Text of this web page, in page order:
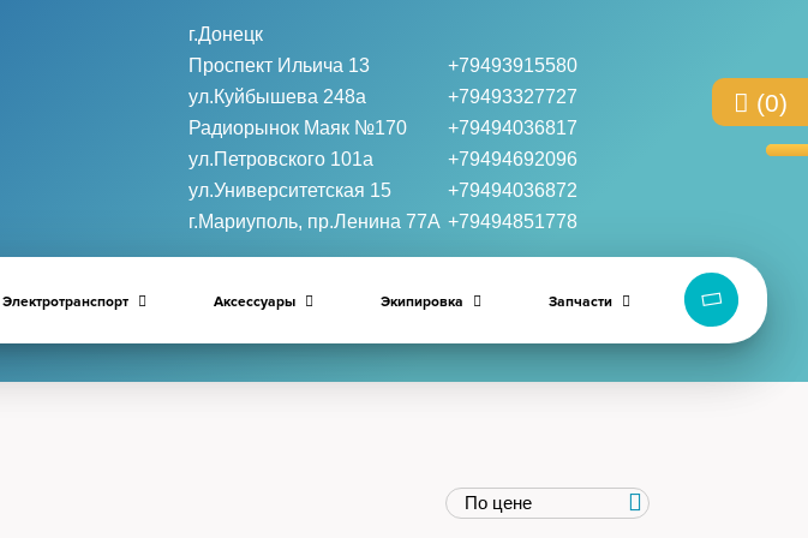
г.Донецк
Проспект Ильича 13
+79493915580
ул.Куйбышева 248а
+79493327727
Радиорынок Маяк №170
+79494036817
ул.Петровского 101a
+79494692096
ул.Университетская 15
+79494036872
г.Мариуполь, пр.Ленина 77А +79494851778
Электротранспорт Аксессуары Экипировка Запчасти
(0)